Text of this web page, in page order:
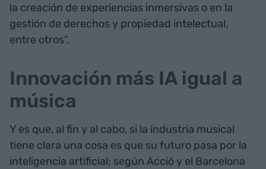
la creación de experiencias inmersivas o en la
gestión de derechos y propiedad intelectual,
entre otros".
Innovación más IA igual a
música
Y es que, al fin y al cabo, si la industria musical
tiene clara una cosa es que su futuro pasa por la
inteligencia artificial: según Acció y el Barcelona